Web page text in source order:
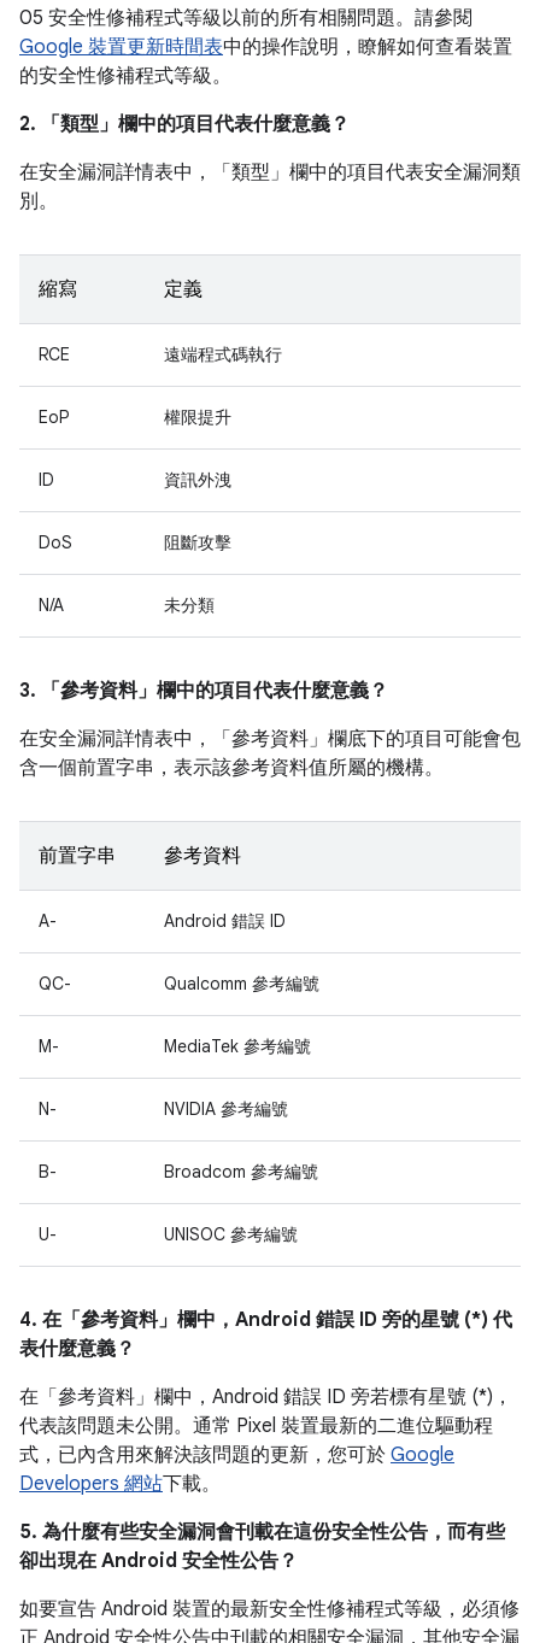
05 安全性修補程式等級以前的所有相關問題。請參閱
Google 裝置更新時間表中的操作說明，瞭解如何查看裝置
的安全性修補程式等級。
2. 「類型」 欄中的項目代表什麼意義？
在安全漏洞詳情表中，「類型」 欄中的項目代表安全漏洞類
別。
縮寫 定義
RCE 遠端程式碼執行
EoP 權限提升
ID 資訊外洩
DoS 阻斷攻擊
N/A 未分類
3. 「參考資料」 欄中的項目代表什麼意義？
在安全漏洞詳情表中，「參考資料」 欄底下的項目可能會包
含一個前置字串，表示該參考資料值所屬的機構。
前置字串 參考資料
A- Android 錯誤 ID
QC- Qualcomm 參考編號
M- MediaTek 參考編號
N- NVIDIA 參考編號
B- Broadcom 參考編號
U- UNISOC 參考編號
4. 在「參考資料」 欄中，Android 錯誤 ID 旁的星號 (*) 代
表什麼意義？
在「參考資料」 欄中，Android 錯誤 ID 旁若標有星號 (*)，
代表該問題未公開。通常 Pixel 裝置最新的二進位驅動程
式，已內含用來解決該問題的更新，您可於 Google
Developers 網站下載。
5. 為什麼有些安全漏洞會刊載在這份安全性公告，而有些
卻出現在 Android 安全性公告？
如要宣告 Android 裝置的最新安全性修補程式等級，必須修
正 Android 安全性公告中刊載的相關安全漏洞，其他安全漏